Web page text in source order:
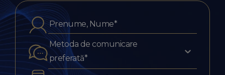
Metoda de comunicare
preferată*